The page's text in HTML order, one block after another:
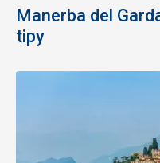
Pláž kamenitá,ale čistá.
Strava
V areálu je restaurace
Ubytovanie
Táto recenzia bola
Manerba del
tipy